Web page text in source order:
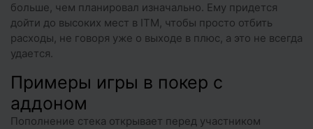
больше, чем планировал изначально. Ему придется
дойти до высоких мест в ITM, чтобы просто отбить
расходы, не говоря уже о выходе в плюс, а это не всегда
удается.
Примеры игры в покер с
аддоном
Пополнение стека открывает перед участником